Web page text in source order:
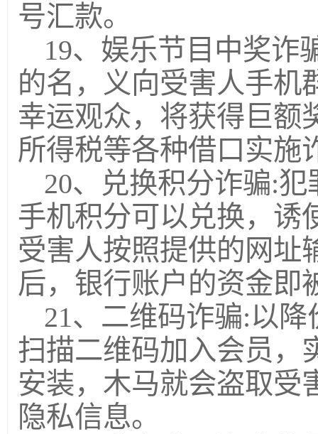
号汇款。
19、娱乐节目中奖诈
的名，义向受害人手机
幸运观众，将获得巨额
所得税等各种借口实施
20、兑换积分诈骗:
手机积分可以兑换，诱
受害人按照提供的网址
后，银行账户的资金即
21、二维码诈骗:以
扫描二维码加入会员，
安装，木马就会盗取受
隐私信息。